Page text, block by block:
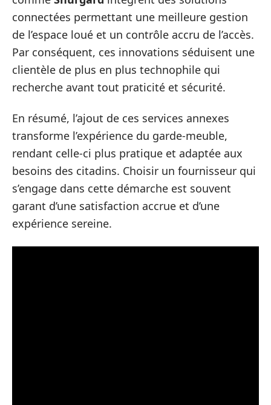
connectées permettant une meilleure gestion
de l’espace loué et un contrôle accru de l’accès.
Par conséquent, ces innovations séduisent une
clientèle de plus en plus technophile qui
recherche avant tout praticité et sécurité.
En résumé, l’ajout de ces services annexes
transforme l’expérience du garde-meuble,
rendant celle-ci plus pratique et adaptée aux
besoins des citadins. Choisir un fournisseur qui
s’engage dans cette démarche est souvent
garant d’une satisfaction accrue et d’une
expérience sereine.